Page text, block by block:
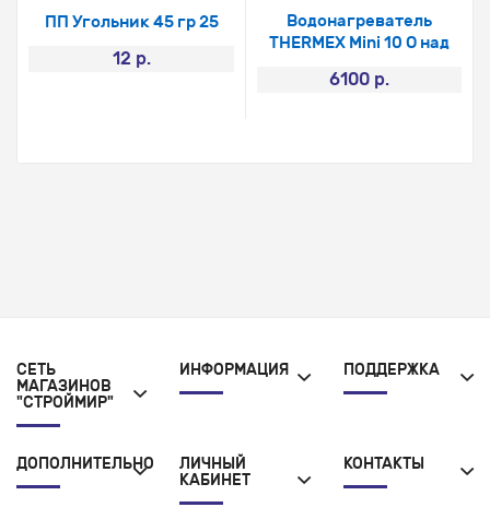
ПП Угольник 45 гр 25
12 р.
Водонагреватель
THERMEX Mini 10 О над
6100 р.
СЕТЬ
МАГАЗИНОВ
"СТРОЙМИР"
ИНФОРМАЦИЯ ПОДДЕРЖКА
ДОПОЛНИТЕЛЬНО
ЛИЧНЫЙ
КАБИНЕТ
КОНТАКТЫ